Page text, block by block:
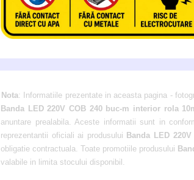
Nota: Informatiile prezentate in aceasta pagina -
Banda LED 220V COB 240 buc-m interior rola
anuntare prealabila. Aceste informatii sunt in
reprezentantii oficiali ai produsului Banda LED
obligatie contractuala. Toate promotiile produsului
valabile in limita stocului disponibil.